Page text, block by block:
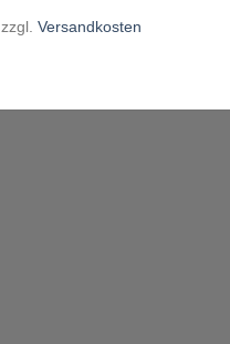
zzgl. Versandkosten